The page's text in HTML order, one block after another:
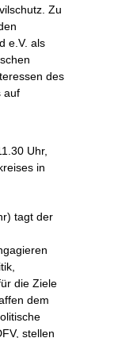
Zu
e.V. als
des
auf
Uhr,
in
tagt der
die Ziele
dem
stellen